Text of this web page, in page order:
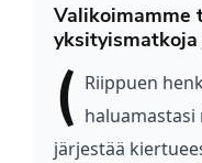
Valikoimamme
( Riippuen
järjestää